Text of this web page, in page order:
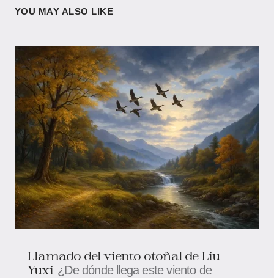
YOU MAY ALSO LIKE
Llamado del viento otoñal de Liu
Yuxi ¿De dónde llega este viento de